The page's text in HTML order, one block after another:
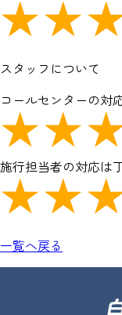
スタッフについて
コールセンターの対
施行担当者の対応は
一覧へ戻る